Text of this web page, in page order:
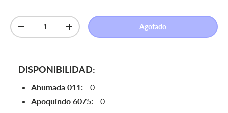
Cant.
Disminuir cantidadAumentar la cantidad Agotado
DISPONIBILIDAD:
Ahumada 011:
0
Apoquindo 6075:
0